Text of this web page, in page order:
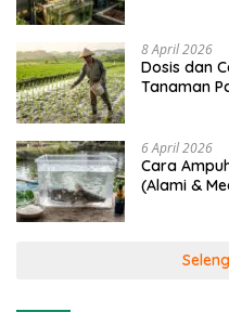
8 April 2026
Dosis dan
Tanaman
6 April 2026
Cara
(Alami &